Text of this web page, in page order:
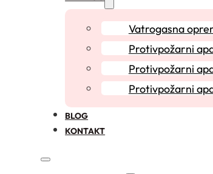
Vatrogasna
Protivpožarni
Protivpožarni
Protivpožarni
BLOG
KONTAKT